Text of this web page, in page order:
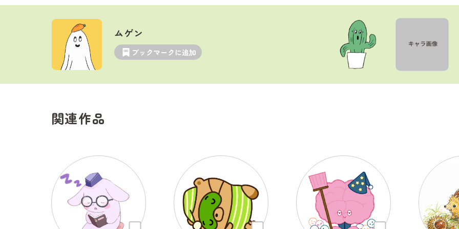
ムゲン
ブックマークに追加
関連作品